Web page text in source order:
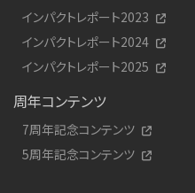
インパクトレポート2023
インパクトレポート2024
インパクトレポート2025
周年コンテンツ
7周年記念コンテンツ
5周年記念コンテンツ